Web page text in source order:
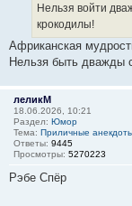
Нельзя войти
крокодилы!
Африканская
Нельзя быть дважды
леликМ
18.06.2026, 10:21
Раздел: Юмор
Тема: Приличные
Ответы: 9445
Просмотры: 5270223
Рэбе Спёр